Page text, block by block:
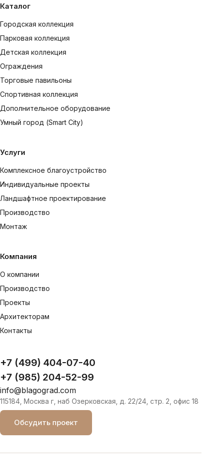
Каталог
Городская коллекция
Парковая коллекция
Детская коллекция
Ограждения
Торговые павильоны
Спортивная коллекция
Дополнительное оборудование
Умный город (Smart City)
Услуги
Комплексное благоустройство
Индивидуальные проекты
Ландшафтное проектирование
Производство
Монтаж
Компания
О компании
Производство
Проекты
Архитекторам
Контакты
+7 (499) 404-07-40
+7 (985) 204-52-99
info@blagograd.com
115184, Москва г, наб Озерковская, д. 22/24, стр. 2, офис 18
Обсудить проект